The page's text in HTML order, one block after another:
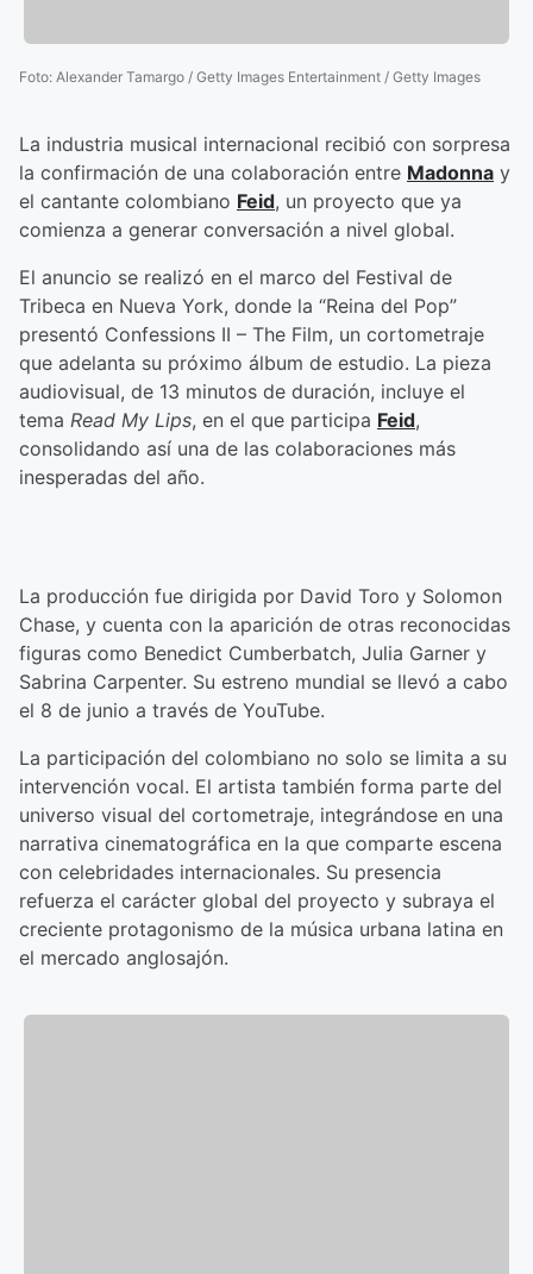
Foto: Alexander Tamargo / Getty Images Entertainment / Getty Images
La industria musical internacional recibió con sorpresa
la confirmación de una colaboración entre Madonna y
el cantante colombiano Feid, un proyecto que ya
comienza a generar conversación a nivel global.
El anuncio se realizó en el marco del Festival de
Tribeca en Nueva York, donde la “Reina del Pop”
presentó Confessions II – The Film, un cortometraje
que adelanta su próximo álbum de estudio. La pieza
audiovisual, de 13 minutos de duración, incluye el
tema Read My Lips, en el que participa Feid,
consolidando así una de las colaboraciones más
inesperadas del año.
La producción fue dirigida por David Toro y Solomon
Chase, y cuenta con la aparición de otras reconocidas
figuras como Benedict Cumberbatch, Julia Garner y
Sabrina Carpenter. Su estreno mundial se llevó a cabo
el 8 de junio a través de YouTube.
La participación del colombiano no solo se limita a su
intervención vocal. El artista también forma parte del
universo visual del cortometraje, integrándose en una
narrativa cinematográfica en la que comparte escena
con celebridades internacionales. Su presencia
refuerza el carácter global del proyecto y subraya el
creciente protagonismo de la música urbana latina en
el mercado anglosajón.